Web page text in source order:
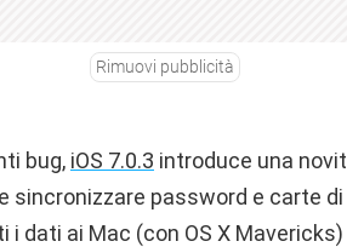
Rimuovi pubblicità
bug, iOS 7.0.3 introduce una
sincronizzare password e carte
dati ai Mac (con OS X